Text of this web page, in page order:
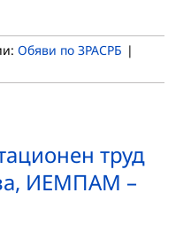
Обяви по ЗРАСРБ |
труд
ИЕМПАМ –